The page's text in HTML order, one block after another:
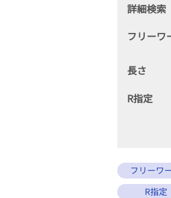
詳細検索
フリーワ
長さ
R指定
フリーワ
R指定